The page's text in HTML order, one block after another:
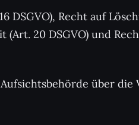
DSGVO), Recht auf
(Art. 20 DSGVO) und
über